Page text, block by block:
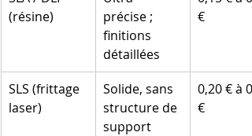
(résine)
précise ;
finitions
détaillées
€
SLS (frittage
laser)
Solide, sans
structure de
support
0,20 € à
€